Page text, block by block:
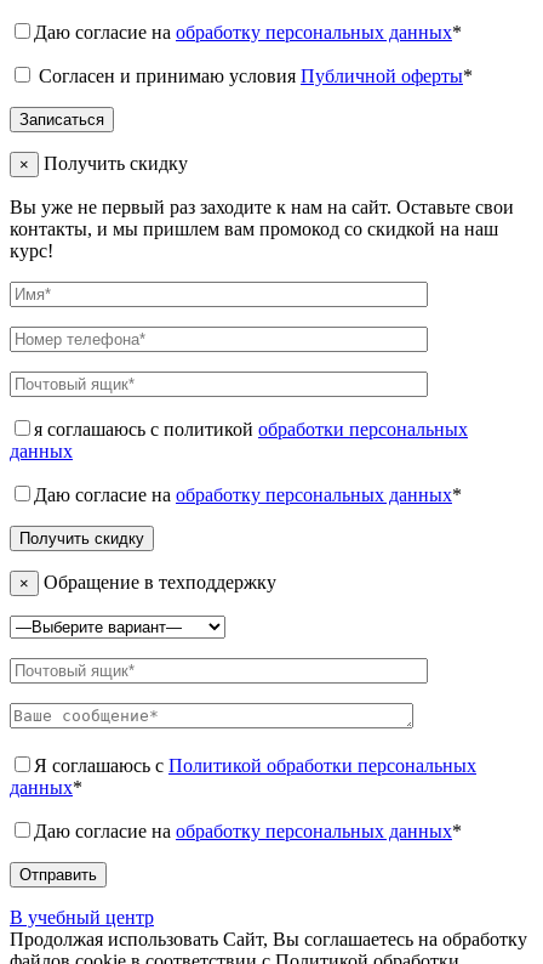
Даю согласие на обработку персональных данных*
Согласен и принимаю условия Публичной оферты*
× Получить скидку
Вы уже не первый раз заходите к нам на сайт. Оставьте свои
контакты, и мы пришлем вам промокод со скидкой на наш
курс!
я соглашаюсь с политикой обработки персональных
данных
Даю согласие на обработку персональных данных*
× Обращение в техподдержку
Я соглашаюсь с Политикой обработки персональных
данных*
Даю согласие на обработку персональных данных*
В учебный центр
Продолжая использовать Сайт, Вы соглашаетесь на обработку